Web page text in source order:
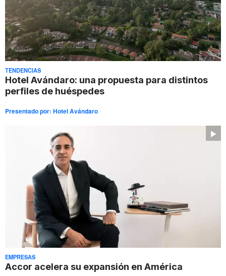
TENDENCIAS
Hotel Avándaro: una propuesta para distintos
perfiles de huéspedes
Presentado por: Hotel Avándaro
EMPRESAS
Accor acelera su expansión en América